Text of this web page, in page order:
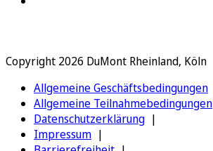
Copyright 2026 DuMont Rheinland, Köln
Allgemeine Geschäftsbedingungen
Allgemeine Teilnahmebedingungen
Datenschutzerklärung
Impressum